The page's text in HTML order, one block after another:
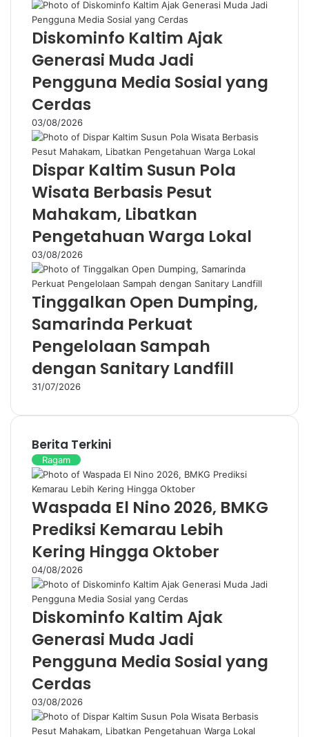
Diskominfo Kaltim Ajak
Generasi Muda Jadi
Pengguna Media Sosial yang
Cerdas
03/08/2026
Dispar Kaltim Susun Pola
Wisata Berbasis Pesut
Mahakam, Libatkan
Pengetahuan Warga Lokal
03/08/2026
Tinggalkan Open Dumping,
Samarinda Perkuat
Pengelolaan Sampah
dengan Sanitary Landfill
31/07/2026
Berita Terkini
Ragam
Waspada El Nino 2026, BMKG
Prediksi Kemarau Lebih
Kering Hingga Oktober
04/08/2026
Diskominfo Kaltim Ajak
Generasi Muda Jadi
Pengguna Media Sosial yang
Cerdas
03/08/2026